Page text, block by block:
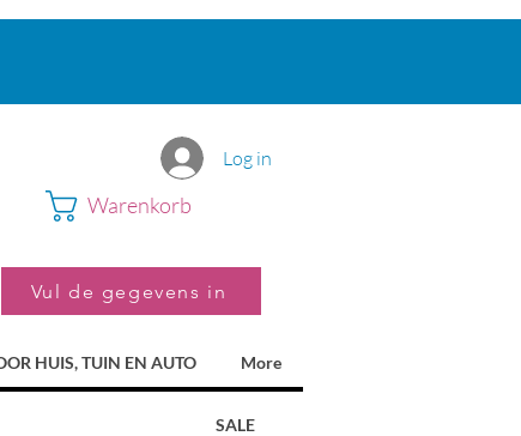
Log in
Warenkorb
Vul de gegevens in
HUIS, TUIN EN AUTO More
SALE